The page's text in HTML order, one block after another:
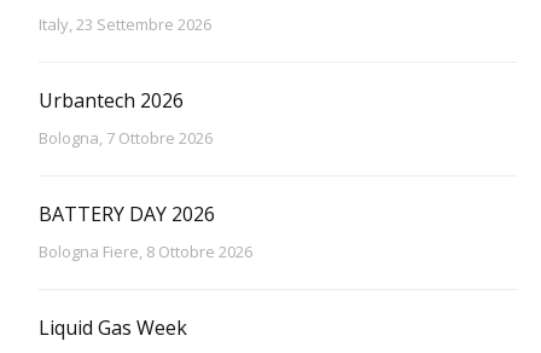
Italy, 23 Settembre 2026
Urbantech 2026
Bologna, 7 Ottobre 2026
BATTERY DAY 2026
Bologna Fiere, 8 Ottobre 2026
Liquid Gas Week